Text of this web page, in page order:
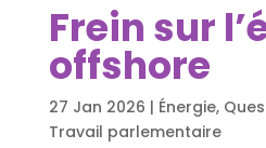
Frein sur
offshore
27 Jan 2026 | Énergie,
Travail parlementaire